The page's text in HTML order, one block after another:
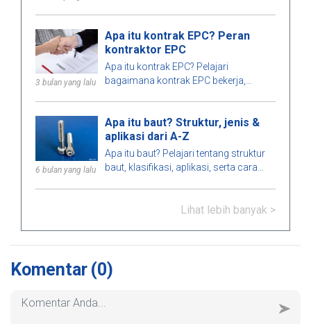
pembangunan.
3 bulan yang lalu
Apa itu kontrak EPC? Peran
kontraktor EPC
Apa itu kontrak EPC? Pelajari
bagaimana kontrak EPC bekerja,
perbedaan antara EPC dan EPCM.
6 bulan yang lalu
Apa itu baut? Struktur, jenis &
aplikasi dari A-Z
Apa itu baut? Pelajari tentang struktur
baut, klasifikasi, aplikasi, serta cara
Lihat lebih banyak >
Komentar (0)